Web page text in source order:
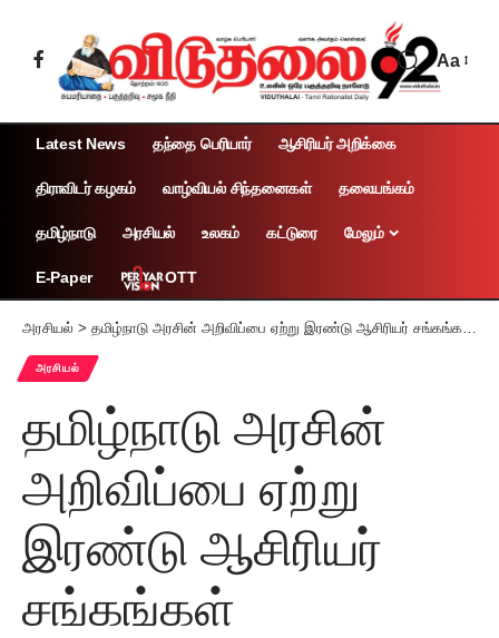
Aa
Latest News தந்தை பெரியார் ஆசிரியர் அறிக்கை
திராவிடர் கழகம் வாழ்வியல் சிந்தனைகள் தலையங்கம்
தமிழ்நாடு அரசியல் உலகம் கட்டுரை மேலும்
E-Paper OTT
அரசியல் > தமிழ்நாடு அரசின் அறிவிப்பை ஏற்று இரண்டு ஆசிரியர் சங்கங்கள் போராட்டத்தைத் திரும்பப் பெற்றன
அரசியல்
தமிழ்நாடு அரசின்
அறிவிப்பை ஏற்று
இரண்டு ஆசிரியர்
சங்கங்கள்